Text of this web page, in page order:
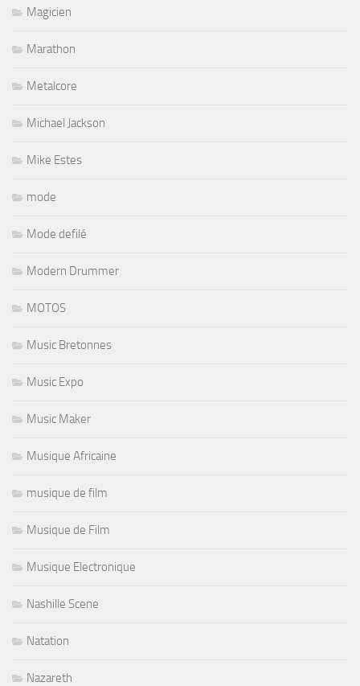
Magicien
Marathon
Metalcore
Michael Jackson
Mike Estes
mode
Mode defilé
Modern Drummer
MOTOS
Music Bretonnes
Music Expo
Music Maker
Musique Africaine
musique de film
Musique de Film
Musique Electronique
Nashille Scene
Natation
Nazareth